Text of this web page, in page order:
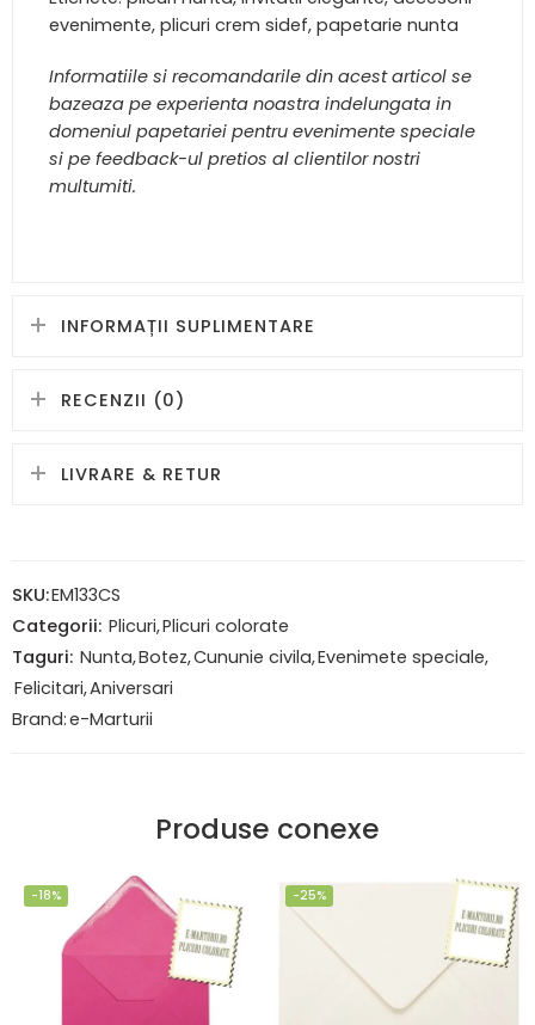
evenimente, plicuri crem sidef, papetarie nunta
Informatiile si recomandarile din acest articol se
bazeaza pe experienta noastra indelungata in
domeniul papetariei pentru evenimente speciale
si pe feedback-ul pretios al clientilor nostri
multumiti.
INFORMAȚII SUPLIMENTARE
RECENZII (0)
LIVRARE & RETUR
SKU:EM133CS
Categorii: Plicuri,Plicuri colorate
Taguri: Nunta,Botez,Cununie civila,Evenimete speciale,
Felicitari,Aniversari
Brand:e-Marturii
Produse conexe
-18% -25%